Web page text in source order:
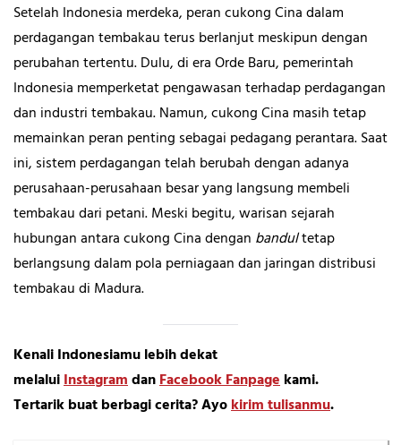
Setelah Indonesia merdeka, peran cukong Cina dalam
perdagangan tembakau terus berlanjut meskipun dengan
perubahan tertentu. Dulu, di era Orde Baru, pemerintah
Indonesia memperketat pengawasan terhadap perdagangan
dan industri tembakau. Namun, cukong Cina masih tetap
memainkan peran penting sebagai pedagang perantara. Saat
ini, sistem perdagangan telah berubah dengan adanya
perusahaan-perusahaan besar yang langsung membeli
tembakau dari petani. Meski begitu, warisan sejarah
hubungan antara cukong Cina dengan bandultetap
berlangsung dalam pola perniagaan dan jaringan distribusi
tembakau di Madura.
Kenali Indonesiamu lebih dekat
melaluiInstagramdanFacebook Fanpagekami.
Tertarik buat berbagi cerita? Ayokirim tulisanmu.